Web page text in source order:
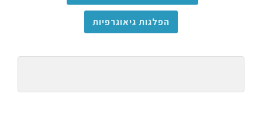
הפלגות גיאוגרפיות